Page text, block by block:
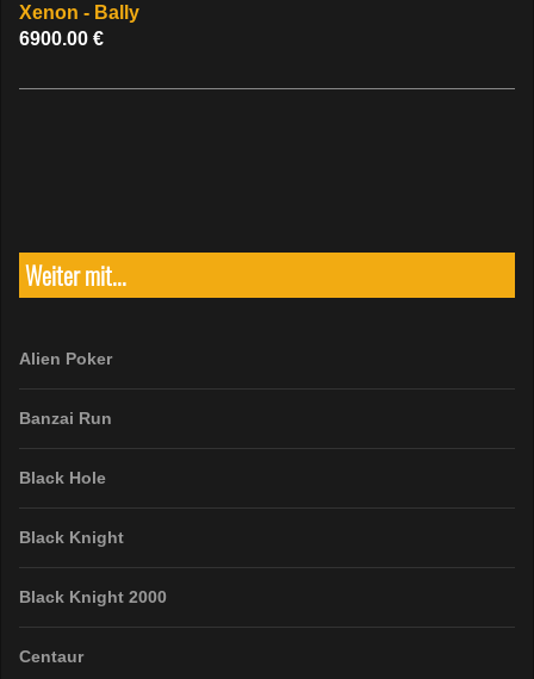
Xenon - Bally
6900.00 €
Weiter mit...
Alien Poker
Banzai Run
Black Hole
Black Knight
Black Knight 2000
Centaur